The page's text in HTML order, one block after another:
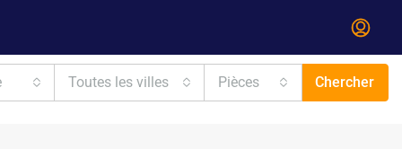
Toutes les villes Pièces Chercher